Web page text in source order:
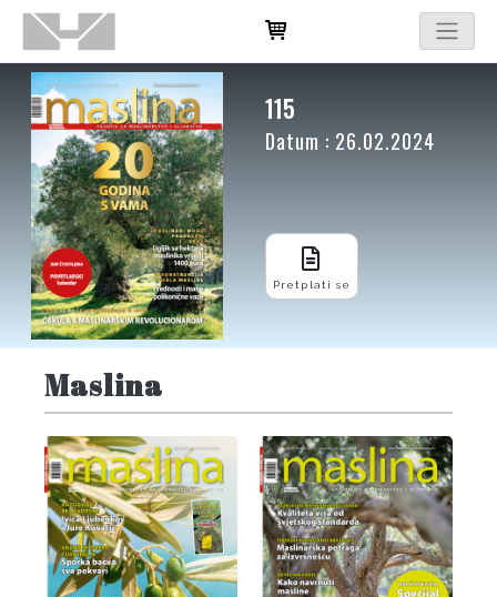
115
Datum : 26.02.2024
Pretplati se
Maslina